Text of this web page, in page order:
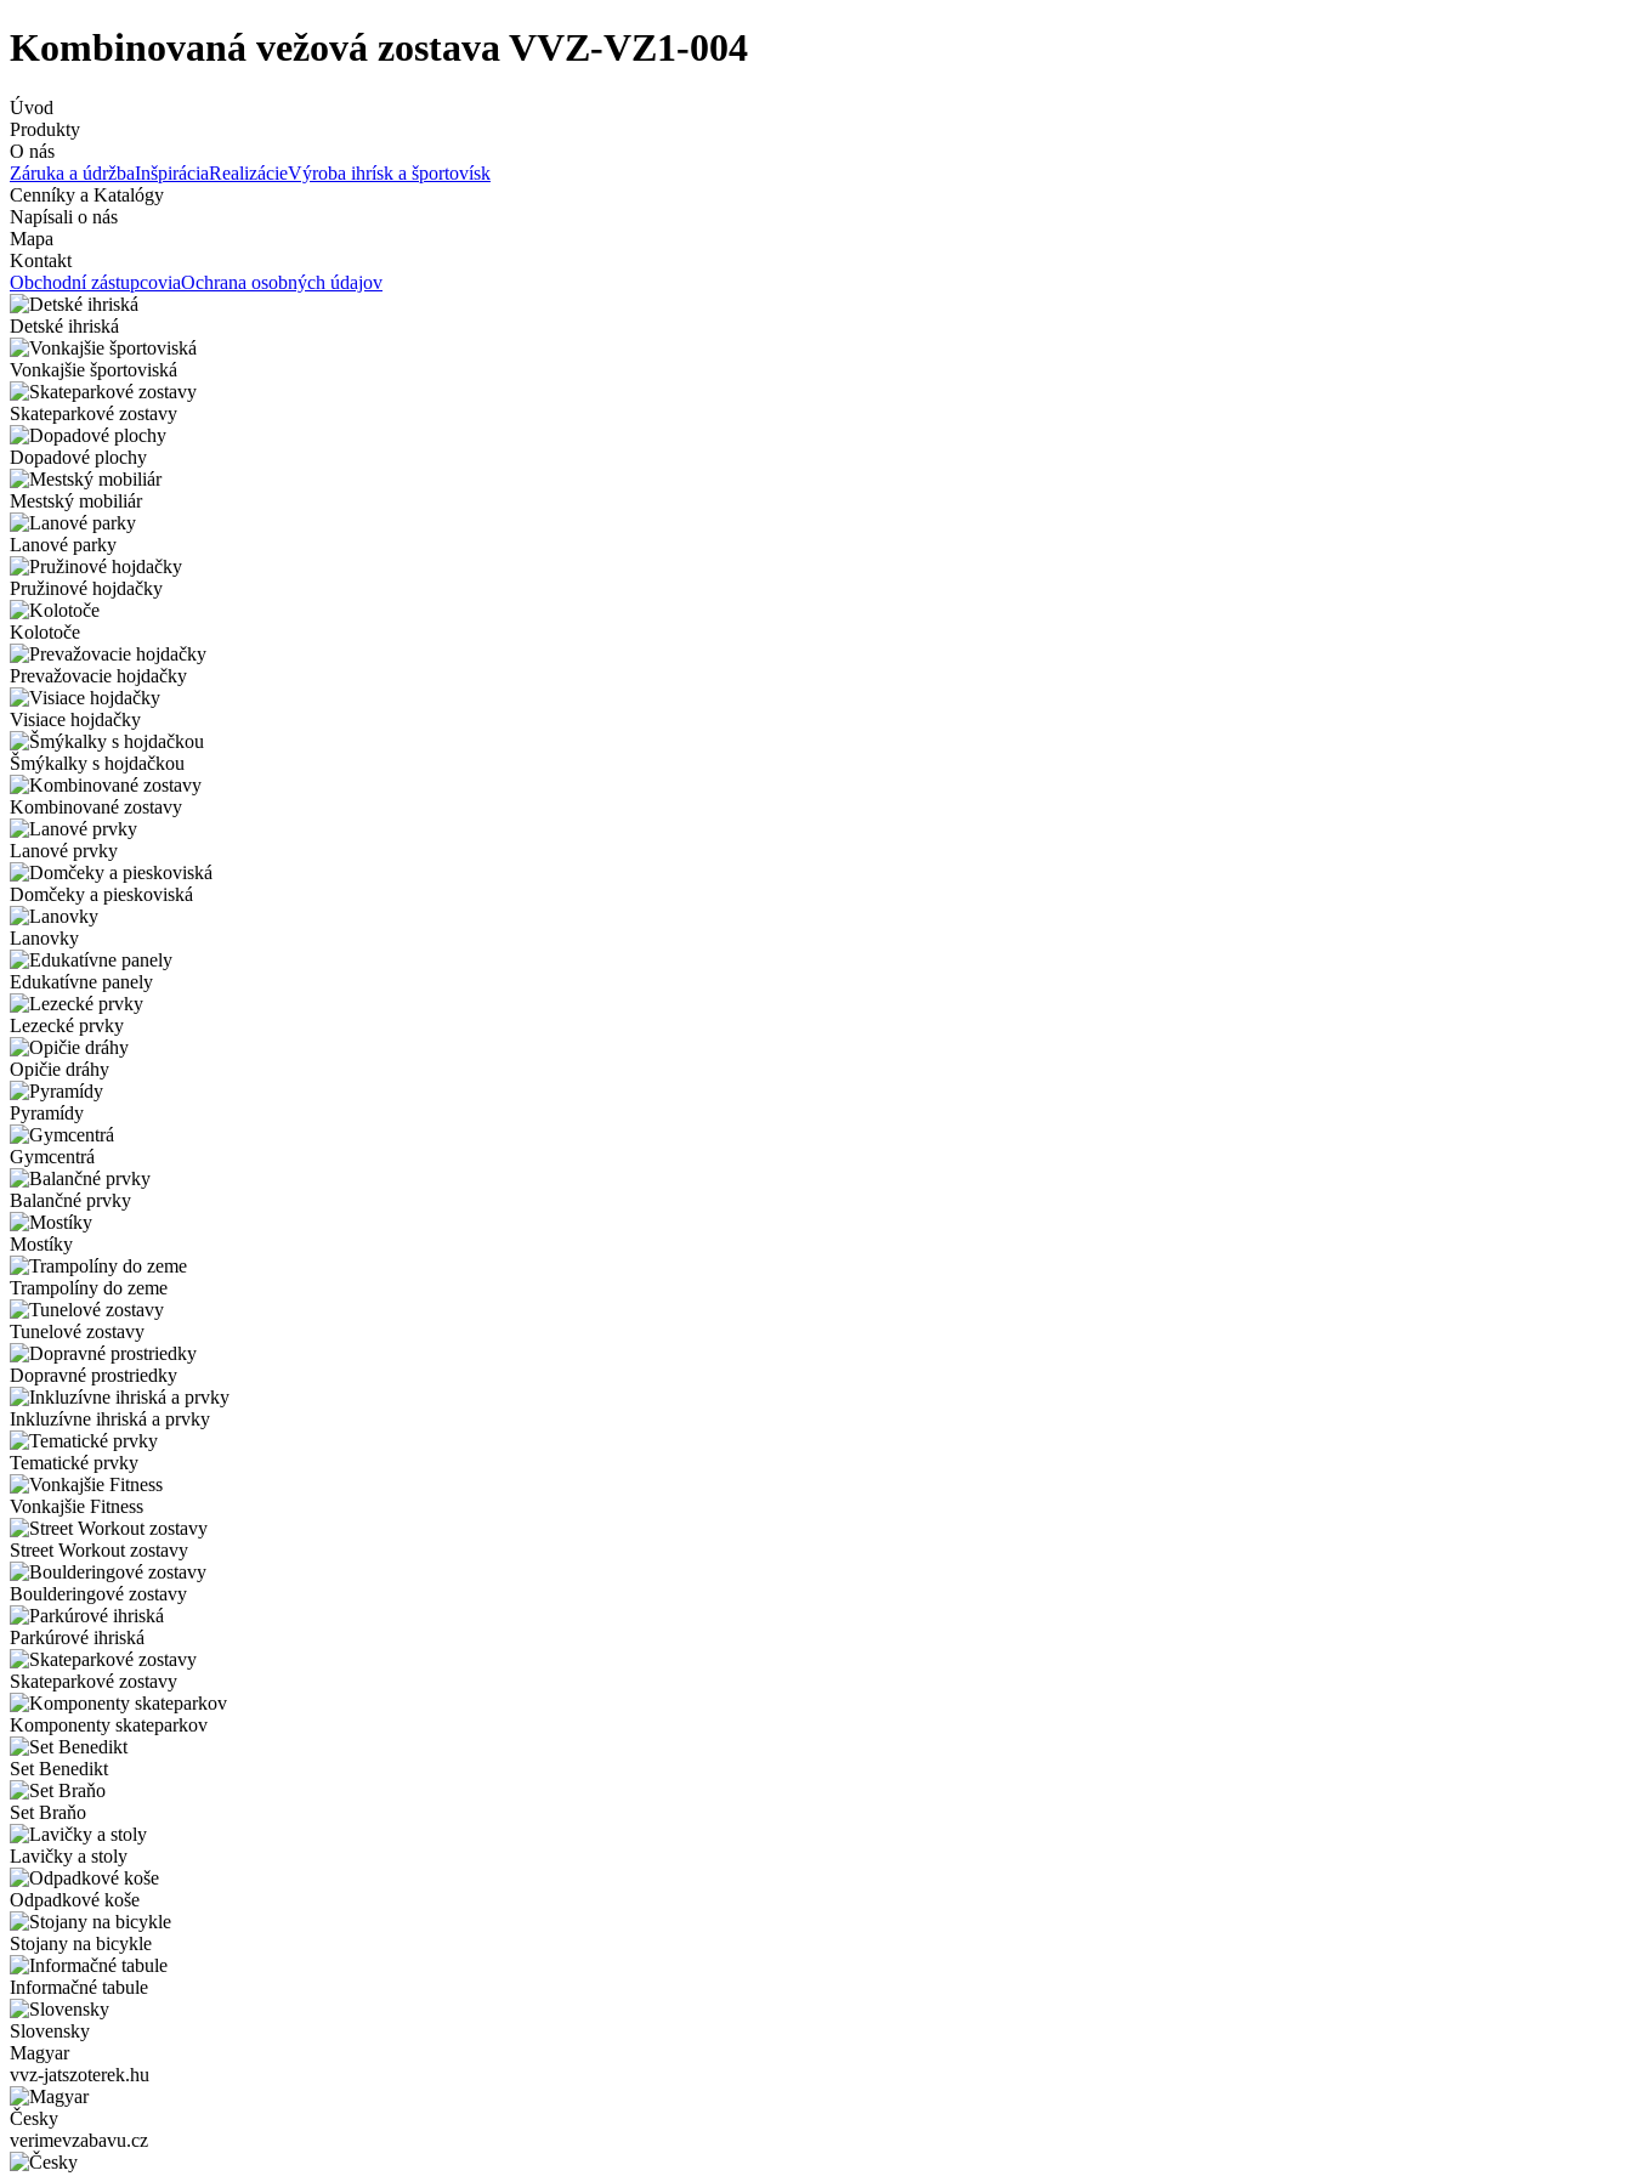
Kombinovaná vežová zostava VVZ-VZ1-004
Úvod
Produkty
O nás
Záruka a údržbaInšpiráciaRealizácieVýroba ihrísk a športovísk
Cenníky a Katalógy
Napísali o nás
Mapa
Kontakt
Obchodní zástupcoviaOchrana osobných údajov
Detské ihriská
Vonkajšie športoviská
Skateparkové zostavy
Dopadové plochy
Mestský mobiliár
Lanové parky
Pružinové hojdačky
Kolotoče
Prevažovacie hojdačky
Visiace hojdačky
Šmýkalky s hojdačkou
Kombinované zostavy
Lanové prvky
Domčeky a pieskoviská
Lanovky
Edukatívne panely
Lezecké prvky
Opičie dráhy
Pyramídy
Gymcentrá
Balančné prvky
Mostíky
Trampolíny do zeme
Tunelové zostavy
Dopravné prostriedky
Inkluzívne ihriská a prvky
Tematické prvky
Vonkajšie Fitness
Street Workout zostavy
Boulderingové zostavy
Parkúrové ihriská
Skateparkové zostavy
Komponenty skateparkov
Set Benedikt
Set Braňo
Lavičky a stoly
Odpadkové koše
Stojany na bicykle
Informačné tabule
Slovensky
Magyar
vvz-jatszoterek.hu
Česky
verimevzabavu.cz